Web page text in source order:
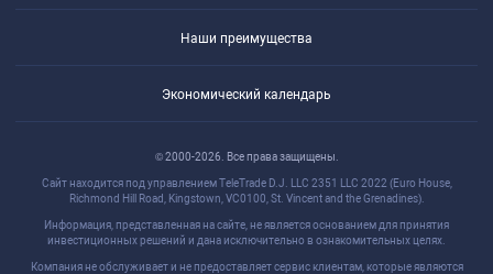
Наши преимущества
Экономический календарь
© 2000-2026. Все права защищены.
Сайт находится под управлением TeleTrade D.J. LLC 2351 LLC 2022 (Euro House,
Richmond Hill Road, Kingstown, VC0100, St. Vincent and the Grenadines).
Информация, представленная на сайте, не является основанием для принятия
инвестиционных решений и дана исключительно в ознакомительных целях.
Компания не обслуживает и не предоставляет сервис клиентам, которые являются